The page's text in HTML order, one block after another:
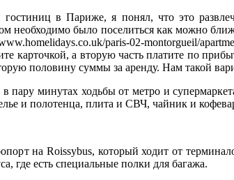
гостиниц в Париже, я понял, что это
необходимо было поселиться как можно
paris-02-montorgueil/
карточкой, а вторую часть платите по
половину суммы за аренду. Нам такой
пару минутах ходьбы от метро и
и полотенца, плита и СВЧ, чайник и
на Roissybus, который ходит от
где есть специальные полки для багажа.